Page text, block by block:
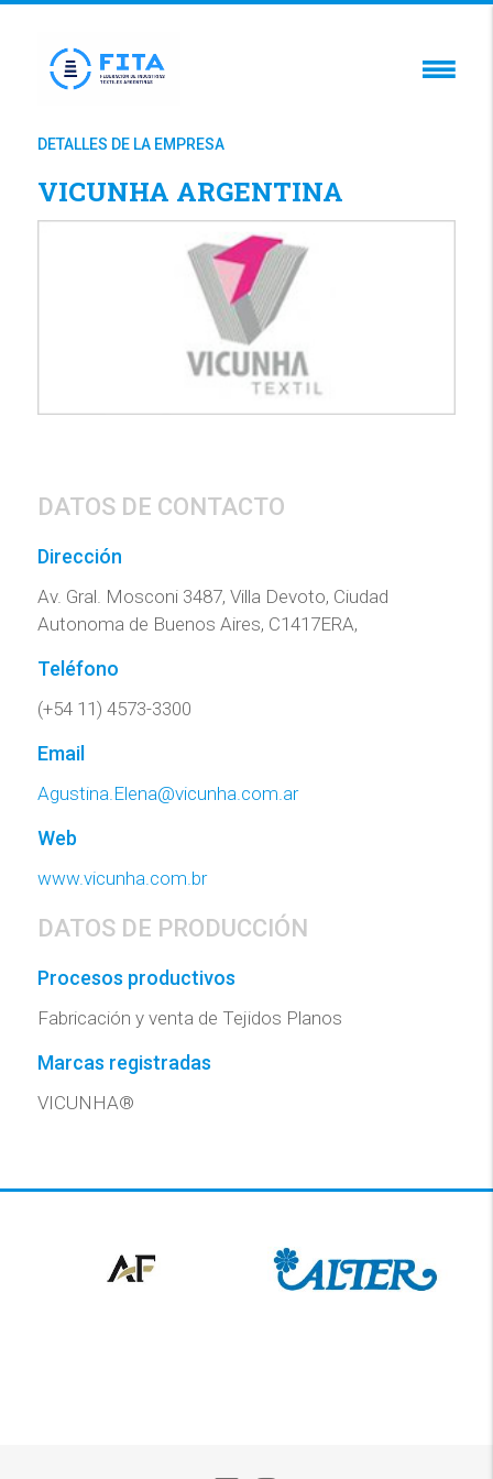
DETALLES DE LA EMPRESA
VICUNHA ARGENTINA
DATOS DE CONTACTO
Dirección
Av. Gral. Mosconi 3487, Villa Devoto, Ciudad
Autonoma de Buenos Aires, C1417ERA,
Teléfono
(+54 11) 4573-3300
Email
Agustina.Elena@vicunha.com.ar
Web
www.vicunha.com.br
DATOS DE PRODUCCIÓN
Procesos productivos
Fabricación y venta de Tejidos Planos
Marcas registradas
VICUNHA®